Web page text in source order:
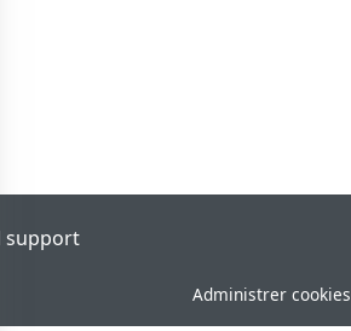
support
Administrer cookies